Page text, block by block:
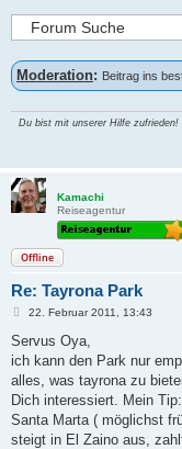
Moderation: Beitrag ins
Du bist mit unserer Hilfe
Kamachi
Reiseagentur
Offline
Re: Tayrona Park
B
i
r
a
22. Februar 2011, 13:43
Servus Oya,
ich kann den Park nur
alles, was tayrona zu
Dich interessiert. Mein
Santa Marta ( möglichst
steigt in El Zaino aus,